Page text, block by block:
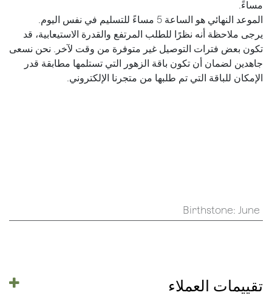
مساءً.
الموعد النهائي هو الساعة 5 مساءً للتسليم في نفس اليوم.
يرجى ملاحظة أنه نظرًا للطلب المرتفع والقدرة الاستيعابية، قد
تكون بعض فترات التوصيل غير متوفرة من وقت لآخر. نحن نسعى
جاهدين لضمان أن تكون باقة الزهور التي تستلمها مطابقة قدر
الإمكان للباقة التي تم طلبها من متجرنا الإلكتروني.
Birthstone :June
تقييمات العملاء